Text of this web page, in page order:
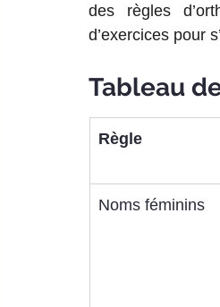
des règles
d’exercices pour
Tableau
Règle
Noms féminins